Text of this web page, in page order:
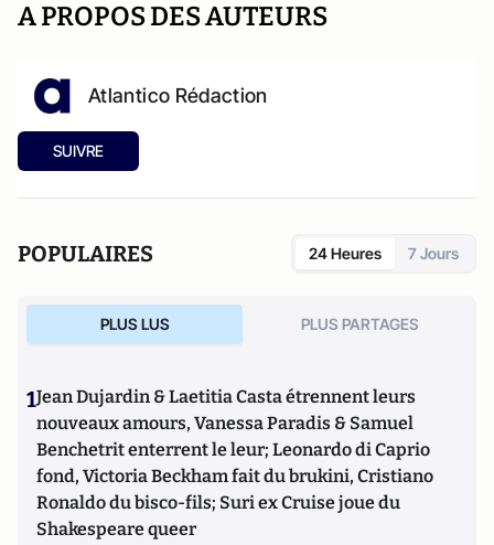
A PROPOS DES AUTEURS
Atlantico Rédaction
SUIVRE
POPULAIRES 24 Heures 7 Jours
PLUS LUS PLUS PARTAGES
1Jean Dujardin & Laetitia Casta étrennent leurs
nouveaux amours, Vanessa Paradis & Samuel
Benchetrit enterrent le leur; Leonardo di Caprio
fond, Victoria Beckham fait du brukini, Cristiano
Ronaldo du bisco-fils; Suri ex Cruise joue du
Shakespeare queer